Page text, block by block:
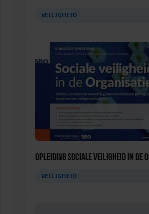
VEILIGHEID
Opleiding Sociale Veiligheid in de
VEILIGHEID